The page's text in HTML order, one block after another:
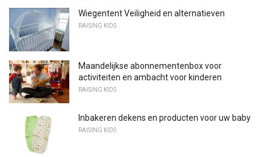
Wiegentent Veiligheid en alternatieven
RAISING KIDS
Maandelijkse abonnementenbox voor
activiteiten en ambacht voor kinderen
RAISING KIDS
Inbakeren dekens en producten voor uw baby
RAISING KIDS